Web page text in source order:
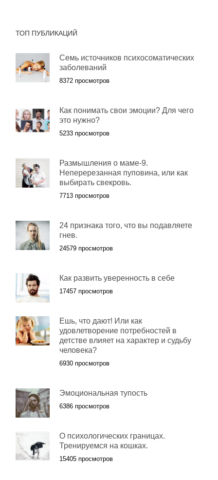
ТОП ПУБЛИКАЦИЙ
Семь источников психосоматических
заболеваний
8372 просмотров
Как понимать свои эмоции? Для чего
это нужно?
5233 просмотров
Размышления о маме-9.
Неперерезанная пуповина, или как
выбирать свекровь.
7713 просмотров
24 признака того, что вы подавляете
гнев.
24579 просмотров
Как развить уверенность в себе
17457 просмотров
Ешь, что дают! Или как
удовлетворение потребностей в
детстве влияет на характер и судьбу
человека?
6930 просмотров
Эмоциональная тупость
6386 просмотров
О психологических границах.
Тренируемся на кошках.
15405 просмотров